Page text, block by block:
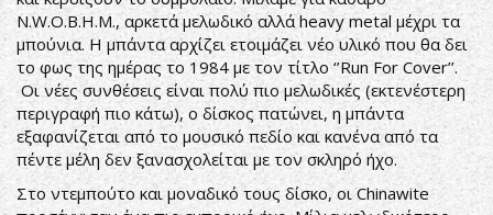
N.W.O.B.H.M., αρκετά μελωδικό αλλά heavy metal μέχρι τα
μπούνια. Η μπάντα αρχίζει ετοιμάζει νέο υλικό που θα δει
το φως της ημέρας το 1984 με τον τίτλο ‘’Run For Cover’’.
Οι νέες συνθέσεις είναι πολύ πιο μελωδικές (εκτενέστερη
περιγραφή πιο κάτω), ο δίσκος πατώνει, η μπάντα
εξαφανίζεται από το μουσικό πεδίο και κανένα από τα
πέντε μέλη δεν ξανασχολείται με τον σκληρό ήχο.
Στο ντεμπούτο και μοναδικό τους δίσκο, οι Chinawite